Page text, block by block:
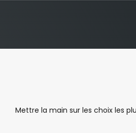
Mettre la main sur les choix les